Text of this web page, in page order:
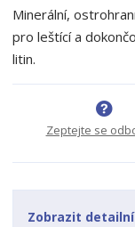
p
o
č
e
m
n
o
ž
s
Minerální,
pro leštící a
litin.
Zeptejte se
Zobrazit